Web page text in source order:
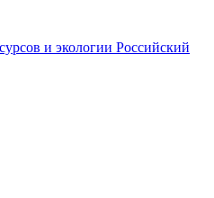
и экологии Российский